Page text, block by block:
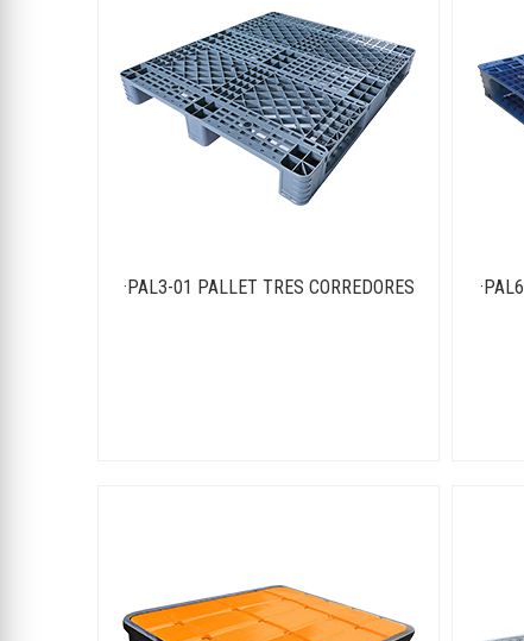
·PAL3-01 PALLET TRES CORREDORES